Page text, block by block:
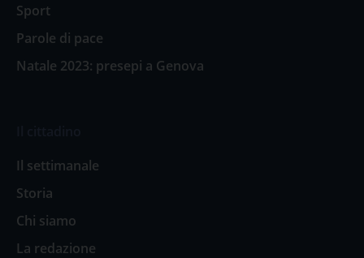
Sport
Parole di pace
Natale 2023: presepi a Genova
Il settimanale
Storia
Chi siamo
La redazione